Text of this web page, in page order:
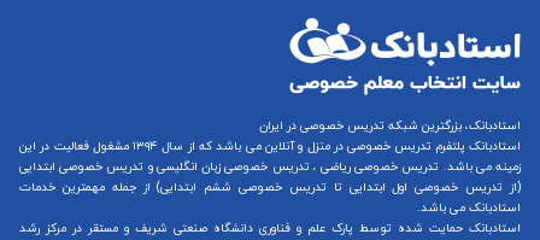
استادبانک، بزرگترین شبکه تدریس خصوصی در ایران
استادبانک پلتفرم تدریس خصوصی در منزل و آنلاین
می باشد که از سال ۱۳۹۴ مشغول فعالیت در این
زمینه می باشد. تدریس خصوصی ریاضی ، تدریس خصوصی زبان انگلیسیو تدریس خصوصی ابتدایی
(از تدریس خصوصی اول ابتدایی تا تدریس خصوصی ششم ابتدایی) از جمله مهمترین خدمات
استادبانک می باشد.
استادبانک حمایت شده توسط پارک علم و فناوری دانشگاه صنعتی شریف و مستقر در مرکز رشد